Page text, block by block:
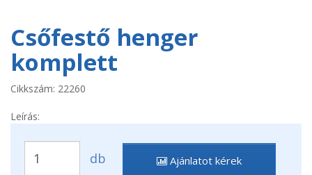
Csőfestő henger
komplett
Cikkszám: 22260
Leírás:
db Ajánlatot kérek